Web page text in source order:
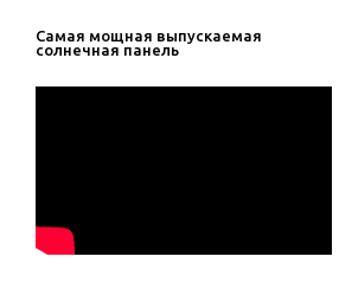
Самая мощная выпускаемая
солнечная панель